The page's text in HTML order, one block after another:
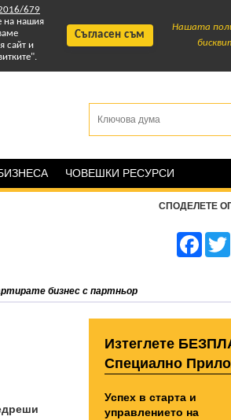
Съгласен съм
Нашата
679
на нашия
сайт и
ЧОВЕШКИ РЕСУРСИ
СПОДЕЛЕТЕ
бизнес с партньор
Изтеглете
Специално
Успех в старта и
управлението на